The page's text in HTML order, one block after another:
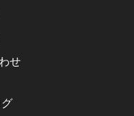
せ